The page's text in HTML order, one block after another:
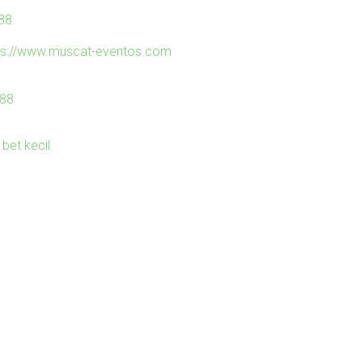
www.muscat-eventos.com
kecil